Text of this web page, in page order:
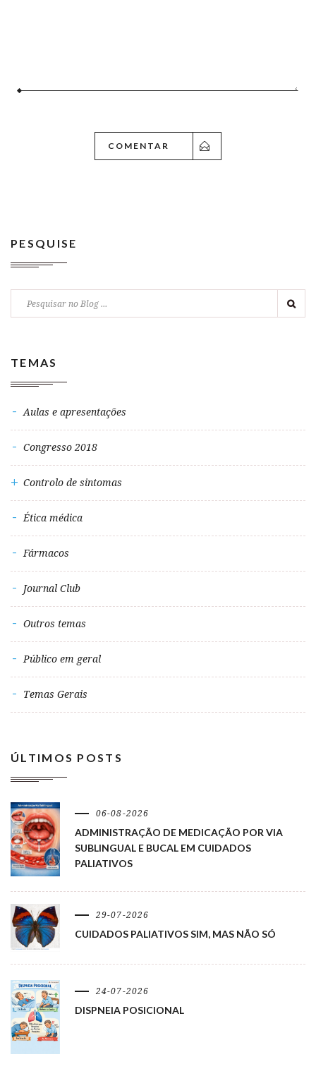
PESQUISE
TEMAS
Aulas e apresentações
Congresso 2018
Controlo de sintomas
Ética médica
Fármacos
Journal Club
Outros temas
Público em geral
Temas Gerais
ÚLTIMOS POSTS
06-08-2026
ADMINISTRAÇÃO DE MEDICAÇÃO POR VIA
SUBLINGUAL E BUCAL EM CUIDADOS
PALIATIVOS
29-07-2026
CUIDADOS PALIATIVOS SIM, MAS NÃO SÓ
24-07-2026
DISPNEIA POSICIONAL